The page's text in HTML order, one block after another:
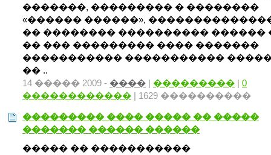
�������, ��������� � ��������
«������ ������»,
�� �������� ���������� ������
�� ��� ��������� ���� �������
����������� �����������
�� ..
14 ����� 2009 - ���� | ��������� | 0
������������ | 1629 ����������
��������� ���� ����� �� �����
������� ������ ������
����� �� �����������